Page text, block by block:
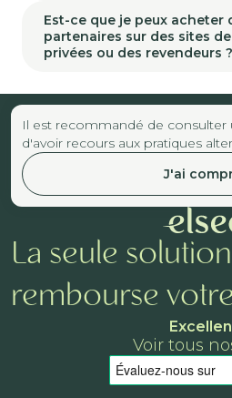
Est-ce que je peux acheter
partenaires sur des sites
privées ou des revendeurs ?
Il est recommandé de consulter
d'avoir recours aux pratiques
J'ai
La seule
rembourse
Voir tous